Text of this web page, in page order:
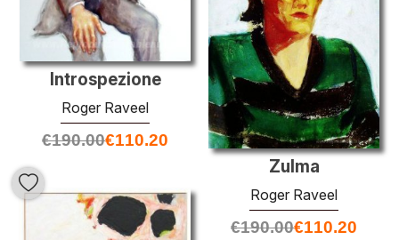
Introspezione
Roger Raveel
€190.00€110.20
Zulma
Roger Raveel
€190.00€110.20